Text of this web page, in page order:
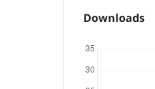
Downloads